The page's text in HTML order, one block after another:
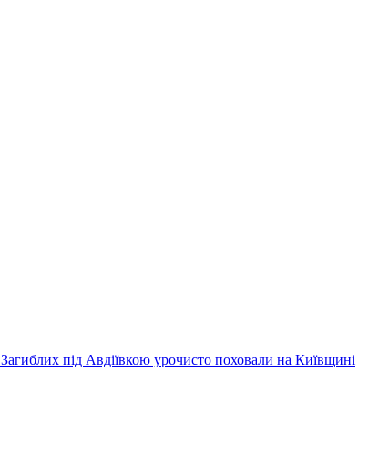
Загиблих під Авдіївкою урочисто поховали на Київщині